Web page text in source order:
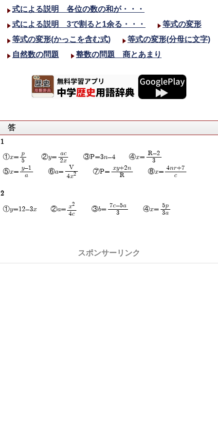
式による説明 各位の数の和が・・・
式による説明 3で割ると1余る・・・
等式の変形
等式の変形(かっこを含む式)
等式の変形(分母に文字)
自然数の問題
整数の問題 商とあまり
答
1
①x=
p
5
②y=
ac
2x
③P=3n-4 ④x=
R-2
3
⑤x=
y-1
a
⑥a=
V
4x2 ⑦P=
xy+2n
R
⑧x=
4nr+7
c
2
①y=12-3x ②a= x2
4c
③b=
7c-5a
3
④x=
5p
3a